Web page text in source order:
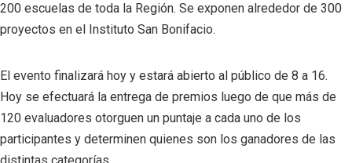
200 escuelas de toda la Región. Se exponen alrededor de 300
proyectos en el Instituto San Bonifacio.
El evento finalizará hoy y estará abierto al público de 8 a 16.
Hoy se efectuará la entrega de premios luego de que más de
120 evaluadores otorguen un puntaje a cada uno de los
participantes y determinen quienes son los ganadores de las